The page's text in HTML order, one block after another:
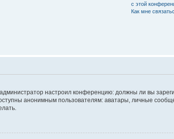
с этой
Как мне
администратор настроил конференцию: должны ли вы
анонимным пользователям: аватары, личные